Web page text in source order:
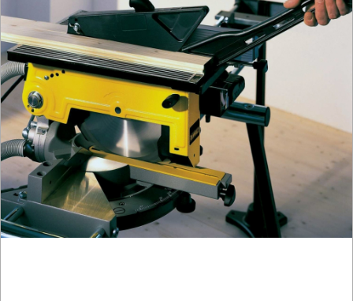
WARSZTATOWE
I
RĘCZNE
NARZĘDZIA
I
OSPRZĘT
HYDRAULICZNE
NARZĘDZIA
INSTALACYJNE,